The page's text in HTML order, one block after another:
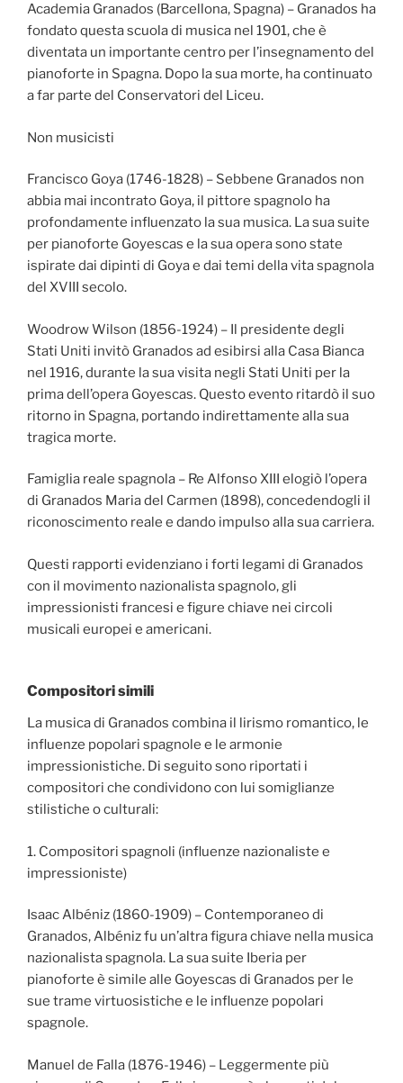
Academia Granados (Barcellona, Spagna) – Granados ha
fondato questa scuola di musica nel 1901, che è
diventata un importante centro per l’insegnamento del
pianoforte in Spagna. Dopo la sua morte, ha continuato
a far parte del Conservatori del Liceu.
Non musicisti
Francisco Goya (1746-1828) – Sebbene Granados non
abbia mai incontrato Goya, il pittore spagnolo ha
profondamente influenzato la sua musica. La sua suite
per pianoforte Goyescas e la sua opera sono state
ispirate dai dipinti di Goya e dai temi della vita spagnola
del XVIII secolo.
Woodrow Wilson (1856-1924) – Il presidente degli
Stati Uniti invitò Granados ad esibirsi alla Casa Bianca
nel 1916, durante la sua visita negli Stati Uniti per la
prima dell’opera Goyescas. Questo evento ritardò il suo
ritorno in Spagna, portando indirettamente alla sua
tragica morte.
Famiglia reale spagnola – Re Alfonso XIII elogiò l’opera
di Granados Maria del Carmen (1898), concedendogli il
riconoscimento reale e dando impulso alla sua carriera.
Questi rapporti evidenziano i forti legami di Granados
con il movimento nazionalista spagnolo, gli
impressionisti francesi e figure chiave nei circoli
musicali europei e americani.
Compositori simili
La musica di Granados combina il lirismo romantico, le
influenze popolari spagnole e le armonie
impressionistiche. Di seguito sono riportati i
compositori che condividono con lui somiglianze
stilistiche o culturali:
1. Compositori spagnoli (influenze nazionaliste e
impressioniste)
Isaac Albéniz (1860-1909) – Contemporaneo di
Granados, Albéniz fu un’altra figura chiave nella musica
nazionalista spagnola. La sua suite Iberia per
pianoforte è simile alle Goyescas di Granados per le
sue trame virtuosistiche e le influenze popolari
spagnole.
Manuel de Falla (1876-1946) – Leggermente più